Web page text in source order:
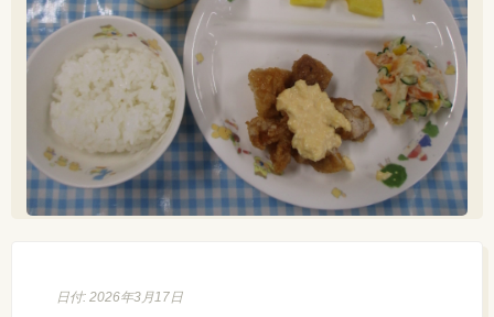
日付: 2026年3月17日